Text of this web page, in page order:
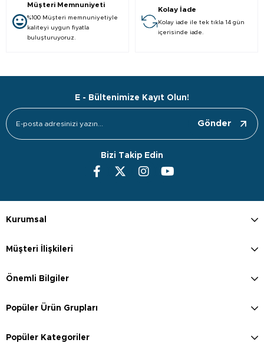
Müşteri Memnuniyeti
%100 Müşteri memnuniyetiyle
kaliteyi uygun fiyatla
buluşturuyoruz.
Kolay İade
Kolay iade ile tek tıkla 14 gün
içerisinde iade.
E - Bültenimize Kayıt Olun!
Gönder
Bizi Takip Edin
Kurumsal
Müşteri İlişkileri
Önemli Bilgiler
Popüler Ürün Grupları
Popüler Kategoriler